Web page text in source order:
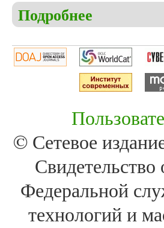
Подробнее
© Сетевое
Федеральной
технологий и